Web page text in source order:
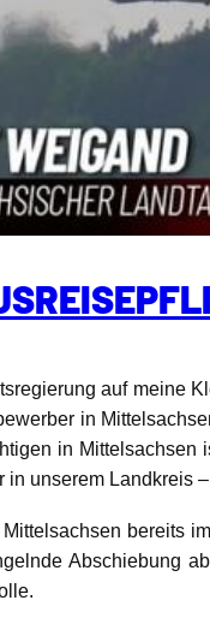
auf meine
in
in Mittelsachsen
in unserem
bereits
Abschiebung